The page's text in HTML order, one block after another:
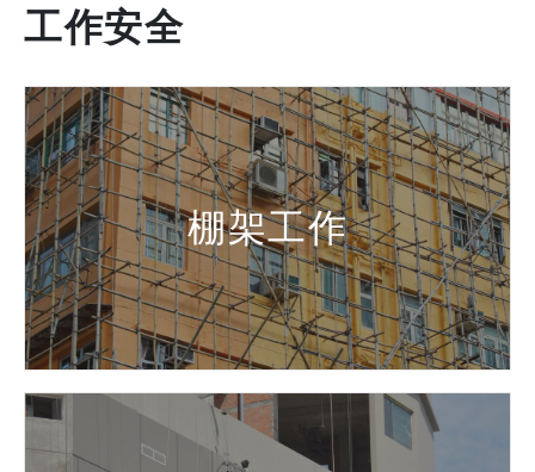
工作安全
棚架工作